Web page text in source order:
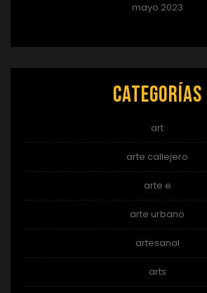
mayo 2023
Categorías
art
arte callejero
arte e
arte urbano
artesanal
arts